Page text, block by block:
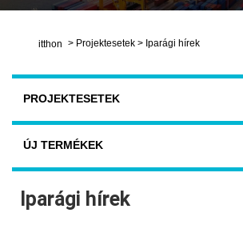
itthon > Projektesetek > Iparági hírek
PROJEKTESETEK
ÚJ TERMÉKEK
Iparági hírek